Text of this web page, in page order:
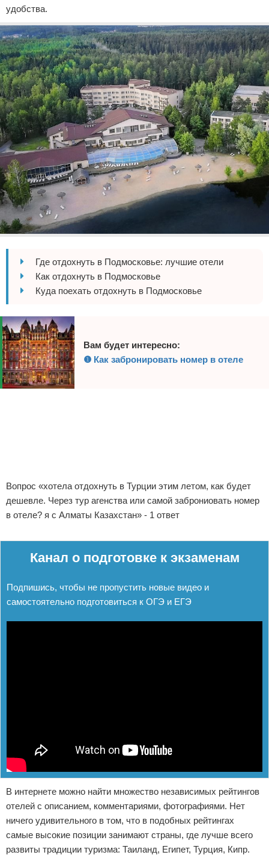
Турагенства
Экстримальный отдых
Разное про отдых
удобства.
Где отдохнуть в Подмосковье: лучшие отели
Как отдохнуть в Подмосковье
Куда поехать отдохнуть в Подмосковье
Вам будет интересно:
❶ Как забронировать номер в отеле
Вопрос «хотела отдохнуть в Турции этим летом, как будет
дешевле. Через тур агенства или самой заброниовать номер
в отеле? я с Алматы Казахстан» - 1 ответ
Канал о подготовке к экзаменам
Подпишись, чтобы не пропустить новые видео и
самостоятельно подготовиться к ОГЭ и ЕГЭ
В интернете можно найти множество независимых рейтингов
отелей с описанием, комментариями, фотографиями. Нет
ничего удивительного в том, что в подобных рейтингах
самые высокие позиции занимают страны, где лучше всего
развиты традиции туризма: Таиланд, Египет, Турция, Кипр.